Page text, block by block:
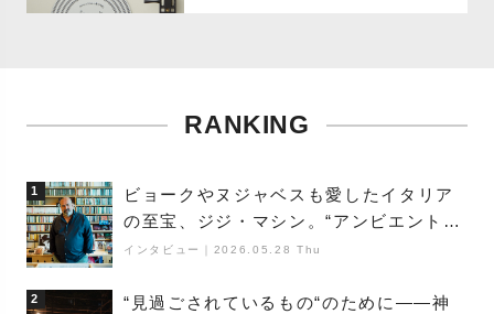
RANKING
1
ビョークやヌジャベスも愛したイタリア
の至宝、ジジ・マシン。“アンビエントの
巨匠”が明かす創作の原点と、「動き」に
インタビュー 2026.05.28 Thu
2
“見過ごされているもの“のために――神